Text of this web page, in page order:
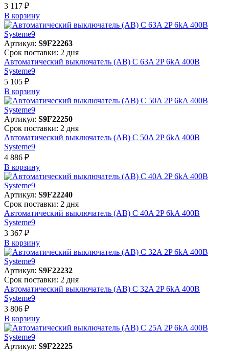
3 117 ₽
В корзинy
Артикул: S9F22263
Срок поставки: 2 дня
Автоматический выключатель (АВ) C 63A 2P 6kA 400В
Systeme9
5 105 ₽
В корзинy
Артикул: S9F22250
Срок поставки: 2 дня
Автоматический выключатель (АВ) C 50A 2P 6kA 400В
Systeme9
4 886 ₽
В корзинy
Артикул: S9F22240
Срок поставки: 2 дня
Автоматический выключатель (АВ) C 40A 2P 6kA 400В
Systeme9
3 367 ₽
В корзинy
Артикул: S9F22232
Срок поставки: 2 дня
Автоматический выключатель (АВ) C 32A 2P 6kA 400В
Systeme9
3 806 ₽
В корзинy
Артикул: S9F22225